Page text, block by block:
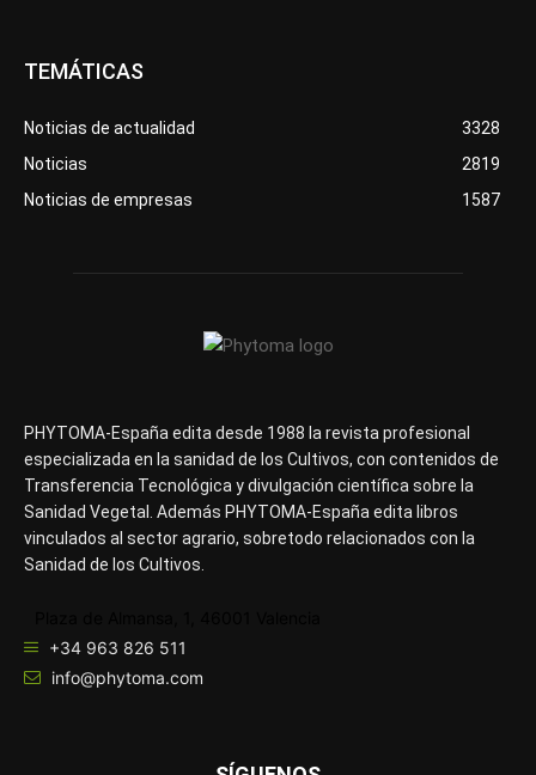
TEMÁTICAS
Noticias de actualidad
3328
Noticias
2819
Noticias de empresas
1587
PHYTOMA-España edita desde 1988 la revista profesional
especializada en la sanidad de los Cultivos, con contenidos de
Transferencia Tecnológica y divulgación científica sobre la
Sanidad Vegetal. Además PHYTOMA-España edita libros
vinculados al sector agrario, sobretodo relacionados con la
Sanidad de los Cultivos.
+34 963 826 511
info@phytoma.com